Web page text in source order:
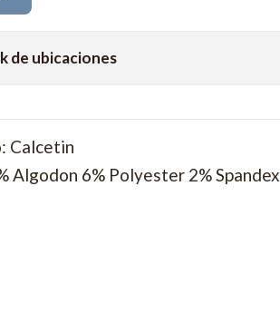
de ubicaciones
Calcetin
Algodon 6% Polyester 2% Spandex